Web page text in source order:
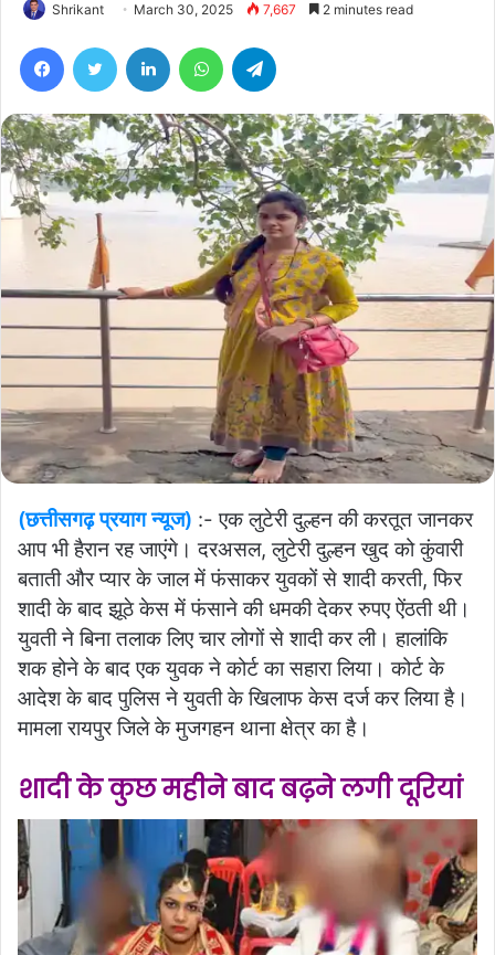
Shrikant March 30, 2025 7,667 2 minutes read
(छत्तीसगढ़ प्रयाग न्यूज) :- एक लुटेरी दुल्हन की करतूत जानकर
आप भी हैरान रह जाएंगे। दरअसल, लुटेरी दुल्हन खुद को कुंवारी
बताती और प्यार के जाल में फंसाकर युवकों से शादी करती, फिर
शादी के बाद झूठे केस में फंसाने की धमकी देकर रुपए ऐंठती थी।
युवती ने बिना तलाक लिए चार लोगों से शादी कर ली। हालांकि
शक होने के बाद एक युवक ने कोर्ट का सहारा लिया। कोर्ट के
आदेश के बाद पुलिस ने युवती के खिलाफ केस दर्ज कर लिया है।
मामला रायपुर जिले के मुजगहन थाना क्षेत्र का है।
शादी के कुछ महीने बाद बढ़ने लगी दूरियां